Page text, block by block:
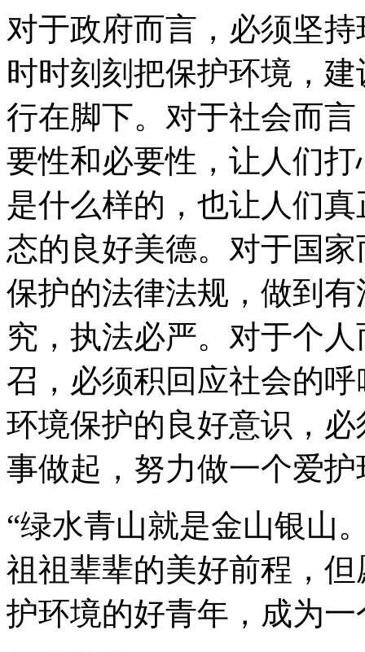
对于政府而言，必须坚
时时刻刻把保护环境，
行在脚下。对于社会而
要性和必要性，让人们
是什么样的，也让人们
态的良好美德。对于国
保护的法律法规，做到
究，执法必严。对于个
召，必须积回应社会的
环境保护的良好意识，
事做起，努力做一个爱
“绿水青山就是金山银山
祖祖辈辈的美好前程，
护环境的好青年，成为